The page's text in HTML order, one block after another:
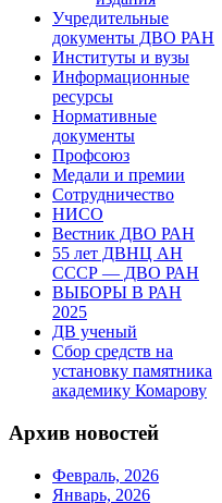
Учредительные
документы ДВО РАН
Институты и вузы
Информационные
ресурсы
Нормативные
документы
Профсоюз
Медали и премии
Сотрудничество
НИСО
Вестник ДВО РАН
55 лет ДВНЦ АН
СССР — ДВО РАН
ВЫБОРЫ В РАН
2025
ДВ ученый
Сбор средств на
установку памятника
академику Комарову
Архив новостей
Февраль, 2026
Январь, 2026